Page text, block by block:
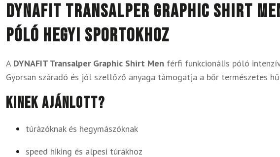
DYNAFIT Transalper Graphic Shirt
póló hegyi sportokhoz
A DYNAFIT Transalper Graphic Shirt Men férfi funkcionális póló
Gyorsan száradó és jól szellőző anyaga támogatja a bőr természetes
Kinek ajánlott?
túrázóknak és hegymászóknak
speed hiking és alpesi túrákhoz